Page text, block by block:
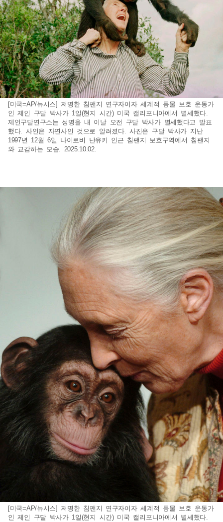
[미국=AP/뉴시스] 저명한 침팬지 연구자이자 세계적 동물 보호 운동가
인 제인 구달 박사가 1일(현지 시간) 미국 캘리포니아에서 별세했다.
제인구달연구소는 성명을 내 이날 오전 구달 박사가 별세했다고 발표
했다. 사인은 자연사인 것으로 알려졌다. 사진은 구달 박사가 지난
1997년 12월 6일 나이로비 난유키 인근 침팬지 보호구역에서 침팬지
와 교감하는 모습. 2025.10.02.
[미국=AP/뉴시스] 저명한 침팬지 연구자이자 세계적 동물 보호 운동가
인 제인 구달 박사가 1일(현지 시간) 미국 캘리포니아에서 별세했다.